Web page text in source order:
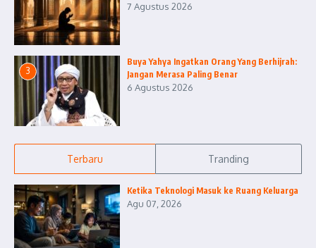
7 Agustus 2026
3
Buya Yahya Ingatkan Orang Yang Berhijrah:
Jangan Merasa Paling Benar
6 Agustus 2026
Terbaru Tranding
Ketika Teknologi Masuk ke Ruang Keluarga
Agu 07, 2026